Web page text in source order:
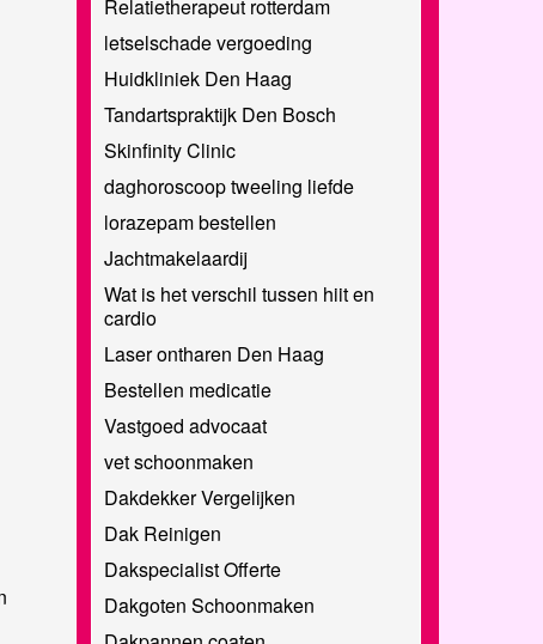
Relatietherapeut rotterdam
letselschade vergoeding
Huidkliniek Den Haag
Tandartspraktijk Den Bosch
Skinfinity Clinic
daghoroscoop tweeling liefde
lorazepam bestellen
Jachtmakelaardij
Wat is het verschil tussen hiit en
cardio
Laser ontharen Den Haag
Bestellen medicatie
Vastgoed advocaat
vet schoonmaken
Dakdekker Vergelijken
Dak Reinigen
Dakspecialist Offerte
Dakgoten Schoonmaken